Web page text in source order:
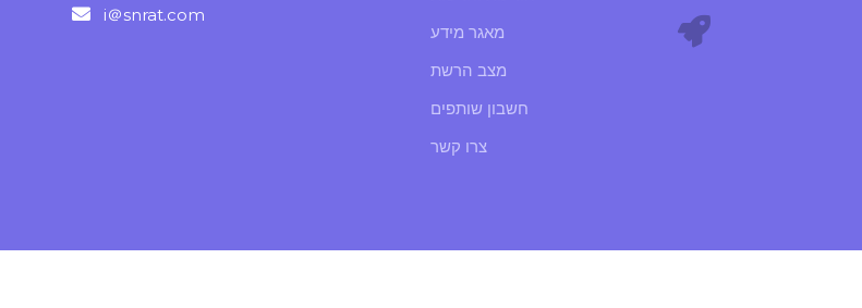
i＠snrat.com
מאגר מידע
מצב הרשת
חשבון שותפים
צרו קשר